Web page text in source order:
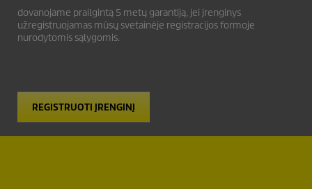
dovanojame prailgintą 5 metų garantiją, jei įrenginys
užregistruojamas mūsų svetainėje registracijos formoje
nurodytomis sąlygomis.
REGISTRUOTI ĮRENGINĮ